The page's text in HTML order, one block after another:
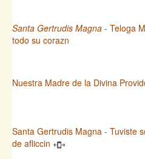
Santa Gertrudis Magna - Teloga
todo su corazn
Nuestra Madre de la Divina
Santa Gertrudis Magna - Tuviste
de afliccin